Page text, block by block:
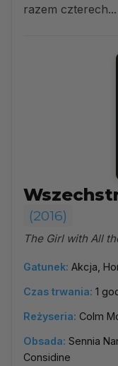
razem czterech...
(2016)
The Girl with All
Gatunek: Akcja,
Czas trwania: 1
Reżyseria: Colm
Obsada: Sennia
Considine